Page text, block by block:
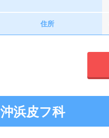
住所
沖浜皮フ科